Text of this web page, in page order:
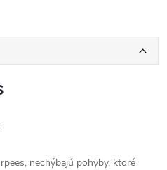
nechýbajú pohyby, ktoré